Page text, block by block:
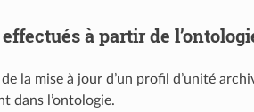
à partir de
la mise à jour d’un profil d’unité
dans l’ontologie.